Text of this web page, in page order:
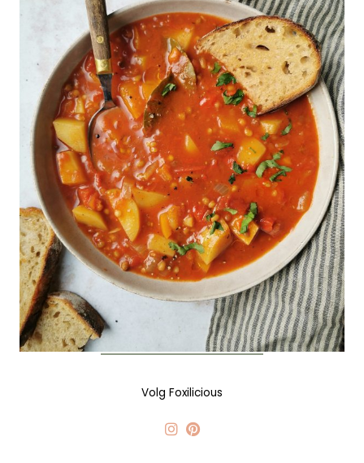
Volg Foxilicious